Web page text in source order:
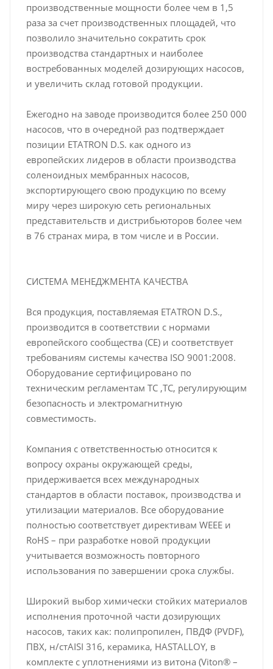
производственные мощности более чем в 1,5
раза за счет производственных площадей, что
позволило значительно сократить срок
производства стандартных и наиболее
востребованных моделей дозирующих насосов,
и увеличить склад готовой продукции.
Ежегодно на заводе производится более 250 000
насосов, что в очередной раз подтверждает
позиции ETATRON D.S. как одного из
европейских лидеров в области производства
соленоидных мембранных насосов,
экспортирующего свою продукцию по всему
миру через широкую сеть региональных
представительств и дистрибьюторов более чем
в 76 странах мира, в том числе и в России.
СИСТЕМА МЕНЕДЖМЕНТА КАЧЕСТВА
Вся продукция, поставляемая ETATRON D.S.,
производится в соответствии с нормами
европейского сообщества (CE) и соответствует
требованиям системы качества ISO 9001:2008.
Оборудование сертифицировано по
техническим регламентам ТС ,ТС, регулирующим
безопасность и электромагнитную
совместимость.
Компания с ответственностью относится к
вопросу охраны окружающей среды,
придерживается всех международных
стандартов в области поставок, производства и
утилизации материалов. Все оборудование
полностью соответствует директивам WEEE и
RoHS – при разработке новой продукции
учитывается возможность повторного
использования по завершении срока службы.
Широкий выбор химически стойких материалов
исполнения проточной части дозирующих
насосов, таких как: полипропилен, ПВДФ (PVDF),
ПВХ, н/стAISI 316, керамика, HASTALLOY, в
комплекте с уплотнениями из витона (Viton® –